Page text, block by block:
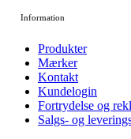
Information
Produkter
Mærker
Kontakt
Kundelogin
Fortrydelse og
Salgs- og